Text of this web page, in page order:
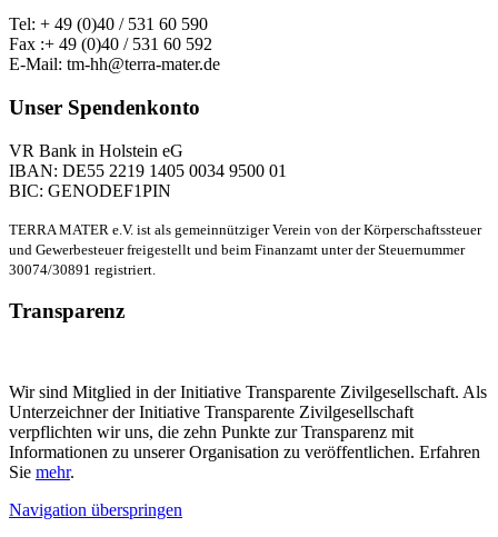
Tel: + 49 (0)40 / 531 60 590
Fax :+ 49 (0)40 / 531 60 592
E-Mail: tm-hh@terra-mater.de
Unser Spendenkonto
VR Bank in Holstein eG
IBAN: DE55 2219 1405 0034 9500 01
BIC: GENODEF1PIN
TERRA MATER e.V. ist als gemeinnütziger Verein von der Körperschaftssteuer
und Gewerbesteuer freigestellt und beim Finanzamt unter der Steuernummer
30074/30891 registriert.
Transparenz
Wir sind Mitglied in der Initiative Transparente Zivilgesellschaft. Als
Unterzeichner der Initiative Transparente Zivilgesellschaft
verpflichten wir uns, die zehn Punkte zur Transparenz mit
Informationen zu unserer Organisation zu veröffentlichen. Erfahren
Sie mehr.
Navigation überspringen